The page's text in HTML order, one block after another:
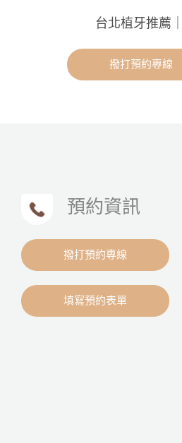
台北植牙推薦
撥打預約專線
預約資訊
撥打預約專線
填寫預約表單